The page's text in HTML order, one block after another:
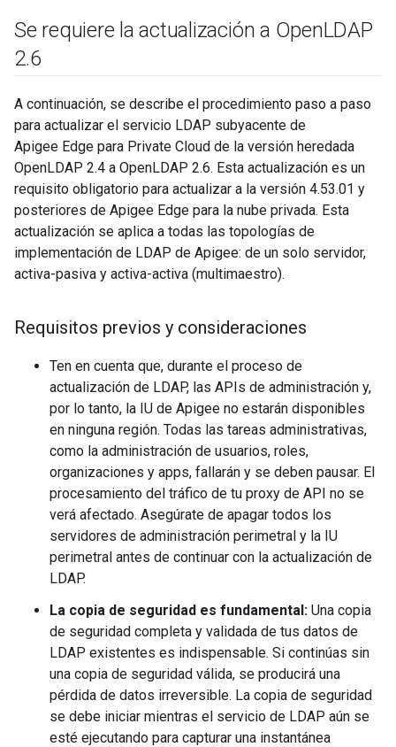
Se requiere la actualización a OpenLDAP
2.6
A continuación, se describe el procedimiento paso a paso
para actualizar el servicio LDAP subyacente de
Apigee Edge para Private Cloud de la versión heredada
OpenLDAP 2.4 a OpenLDAP 2.6. Esta actualización es un
requisito obligatorio para actualizar a la versión 4.53.01 y
posteriores de Apigee Edge para la nube privada. Esta
actualización se aplica a todas las topologías de
implementación de LDAP de Apigee: de un solo servidor,
activa-pasiva y activa-activa (multimaestro).
Requisitos previos y consideraciones
Ten en cuenta que, durante el proceso de
actualización de LDAP, las APIs de administración y,
por lo tanto, la IU de Apigee no estarán disponibles
en ninguna región. Todas las tareas administrativas,
como la administración de usuarios, roles,
organizaciones y apps, fallarán y se deben pausar. El
procesamiento del tráfico de tu proxy de API no se
verá afectado. Asegúrate de apagar todos los
servidores de administración perimetral y la IU
perimetral antes de continuar con la actualización de
LDAP.
La copia de seguridad es fundamental: Una copia
de seguridad completa y validada de tus datos de
LDAP existentes es indispensable. Si continúas sin
una copia de seguridad válida, se producirá una
pérdida de datos irreversible. La copia de seguridad
se debe iniciar mientras el servicio de LDAP aún se
esté ejecutando para capturar una instantánea